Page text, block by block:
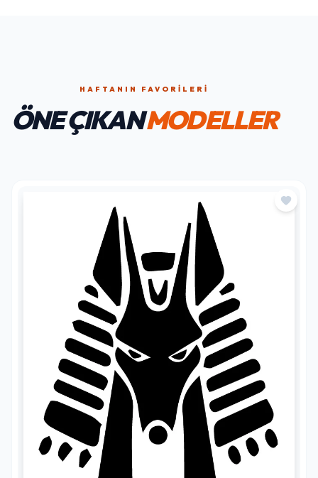
HAFTANIN FAVORILERI
ÖNE ÇIKANMODELLER